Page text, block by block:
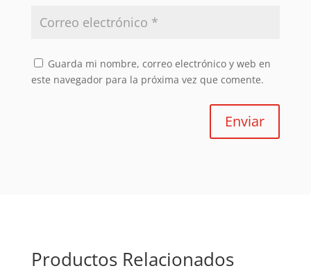
Guarda mi nombre, correo electrónico y web en
este navegador para la próxima vez que comente.
Enviar
Productos Relacionados